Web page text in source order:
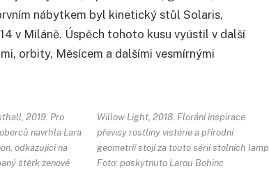
nábytkem byl kinetický stůl Solaris,
v Miláně. Úspěch tohoto kusu vyústil v další
orbity, Měsícem a dalšími vesmírnými
2019. Pro
navrhla Lara
odkazující na
štěrk zenové
Willow Light, 2018. Florání inspirace
převisy rostliny vistérie a přírodní
geometrií stojí za touto sérií stolních lamp.
Foto: poskytnuto Larou Bohinc